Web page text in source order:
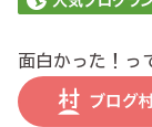
面白かった！っ